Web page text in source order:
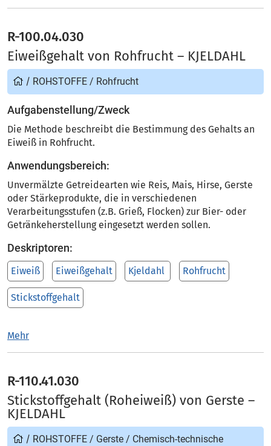
R-100.04.030
Eiweißgehalt von Rohfrucht – KJELDAHL
/ ROHSTOFFE / Rohfrucht
Aufgabenstellung/Zweck
Die Methode beschreibt die Bestimmung des Gehalts an
Eiweiß in Rohfrucht.
Anwendungsbereich:
Unvermälzte Getreidearten wie Reis, Mais, Hirse, Gerste
oder Stärkeprodukte, die in verschiedenen
Verarbeitungsstufen (z.B. Grieß, Flocken) zur Bier- oder
Getränkeherstellung eingesetzt werden sollen.
Deskriptoren:
Eiweiß Eiweißgehalt Kjeldahl Rohfrucht
Stickstoffgehalt
Mehr
R-110.41.030
Stickstoffgehalt (Roheiweiß) von Gerste –
KJELDAHL
/ ROHSTOFFE / Gerste / Chemisch-technische